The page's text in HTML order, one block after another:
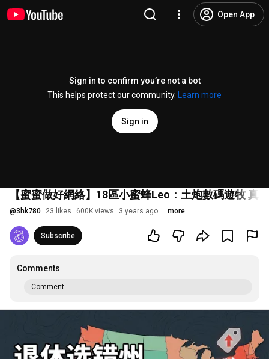
Open App
Sign in to confirm you’re not a bot
This helps protect our community.
Learn more
Sign in
【蜜蜜做好網絡】18區小蜜蜂Leo：土炮數碼遊牧 真
@3hk780 23 likes 600K views 3 years ago more
Subscribe
Comments
Comment...